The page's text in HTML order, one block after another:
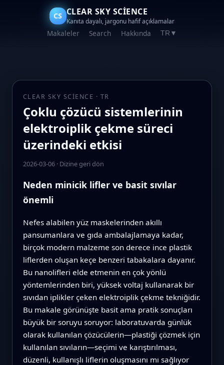
CS CLEAR SKY SCIENCE
Kanıta dayalı, jargonu hafif açıklamalar
Makaleler Search Hakkında TR ▼
CLEAR SKY SCIENCE · TR
Çoklu çözücü sistemlerinin
elektroiplik çekme süreci
üzerindeki etkisi
2026-03-06· Dizine geri dön
Neden minicik lifler ve basit sıvılar
önemli
Nefes alabilen yüz maskelerinden akıllı
pansumanlara ve gıda ambalajlamaya kadar,
birçok modern malzeme son derece ince plastik
liflerden oluşan keçe benzeri tabakalara dayanır.
Bu nanolifleri elde etmenin en çok yönlü
yöntemlerinden biri, yüksek voltaj kullanarak bir
sıvıdan iplikler çeken elektroiplik çekme tekniğidir.
Bu makale görünüşte basit ama pratik sonuçları
büyük bir soruyu soruyor: laboratuvarda günlük
olarak kullanılan çözücülerin—plastiği çözmek için
kullanılan sıvıların—seçimi ve karıştırılması,
düzenli, kullanışlı liflerin oluşmasını mı sağlıyor